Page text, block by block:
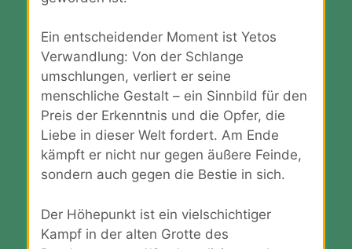
Ein entscheidender Moment ist Yetos
Verwandlung: Von der Schlange
umschlungen, verliert er seine
menschliche Gestalt – ein Sinnbild für den
Preis der Erkenntnis und die Opfer, die
Liebe in dieser Welt fordert. Am Ende
kämpft er nicht nur gegen äußere Feinde,
sondern auch gegen die Bestie in sich.
Der Höhepunkt ist ein vielschichtiger
Kampf in der alten Grotte des